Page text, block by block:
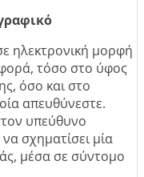
ηλεκτρονική μορφή
τόσο στο ύφος
όσο και στο
απευθύνεστε.
υπεύθυνο
σχηματίσει μία
μέσα σε σύντομο